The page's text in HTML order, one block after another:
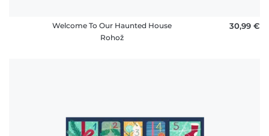
Welcome To Our Haunted House
Rohož
30,99 €